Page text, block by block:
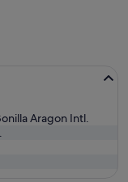
Aragon Intl.